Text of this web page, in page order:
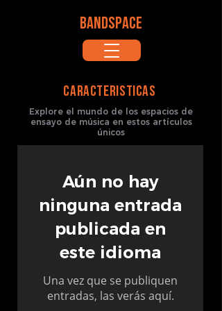
BANDSPACE
CARACTERISTICAS
Explore el mundo de los espacios de
ensayo de música en estos artículos
únicos
Aún no hay
ninguna entrada
publicada en
este idioma
Una vez que se publiquen
entradas, las verás aquí.